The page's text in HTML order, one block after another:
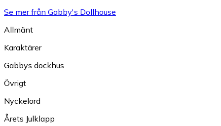
Se mer från Gabby's Dollhouse
Allmänt
Karaktärer
Gabbys dockhus
Övrigt
Nyckelord
Årets Julklapp